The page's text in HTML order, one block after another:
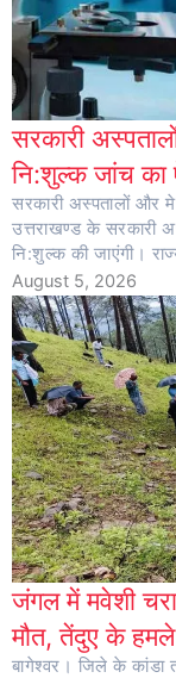
सरकारी
नि:शुल्क जांच का
सरकारी अस्पतालों और
उत्तराखण्ड के सरकारी
नि:शुल्क की जाएंगी।
August 5, 2026
जंगल में मवेशी
मौत, तेंदुए के
बागेश्वर। जिले के कांडा